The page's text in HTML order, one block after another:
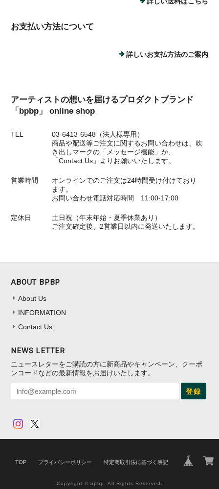
お支払い方法について
詳しいお支払方法のご案内
アーティストの想いを届けるプロダクトブランド
「bpbp」 online shop
TEL
03-6413-6548（法人様専用）
商品や配送等ご注文に関するお問い合わせは、吹
き出しマークの「メッセージ機能」か、
「Contact Us」よりお願いいたします。
営業時間
オンラインでのご注文は24時間受け付けており
ます。
お問い合わせ電話対応時間 11:00-17:00
定休日
土日祝（年末年始・夏季休業あり）
ご注文確定後、2営業日以内に発送いたします。
ABOUT BPBP
About Us
INFORMATION
Contact Us
NEWS LETTER
ニュースレターをご購読の方に新商品やキャンペーン、クーポ
ンコードなどの最新情報をお届けいたします。
登録
TOP プライバシーポリシー 特定商取引法に基づく表記
Copyright © bpbp. All Rights Reserved.